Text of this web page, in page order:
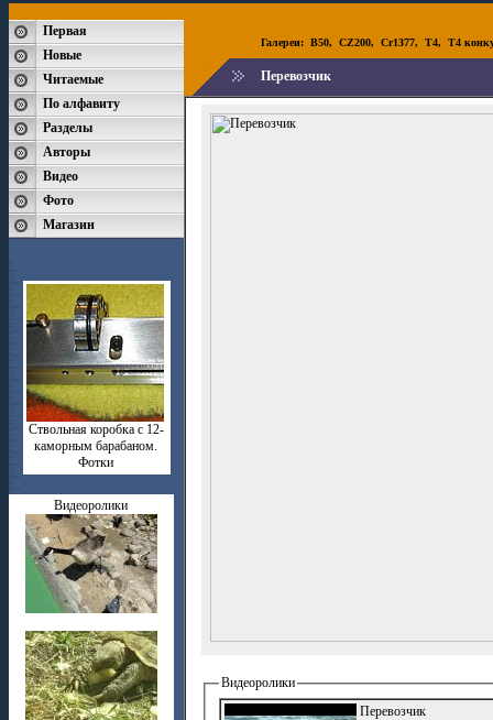
Первая
Новые
Читаемые
По алфавиту
Разделы
Авторы
Видео
Фото
Магазин
Ствольная коробка с 12-
каморным барабаном.
Фотки
Видеоролики
Галереи: B50, CZ200, Cr1377, T4, T4
Перевозчик
Видеоролики
Перевозчик